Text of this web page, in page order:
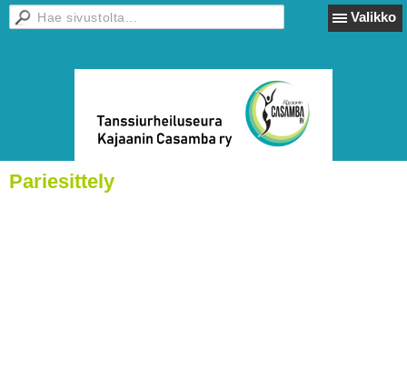
Valikko
Pariesittely